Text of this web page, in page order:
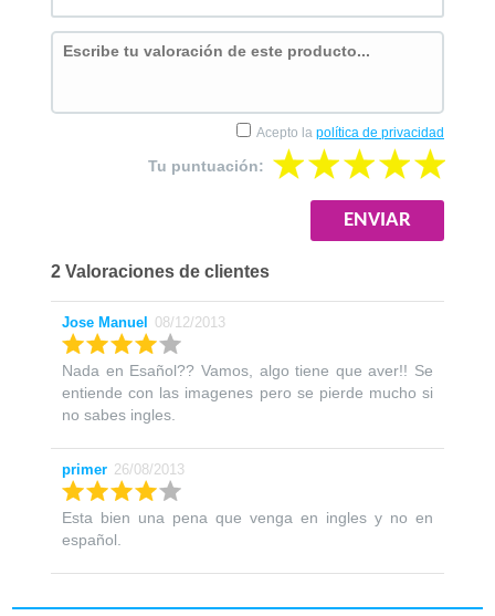
2 Valoraciones de clientes
Tu puntuación:
Acepto la política de privacidad
Jose Manuel 08/12/2013
Nada en Esañol?? Vamos, algo tiene que aver!! Se
entiende con las imagenes pero se pierde mucho si
no sabes ingles.
primer 26/08/2013
Esta bien una pena que venga en ingles y no en
español.